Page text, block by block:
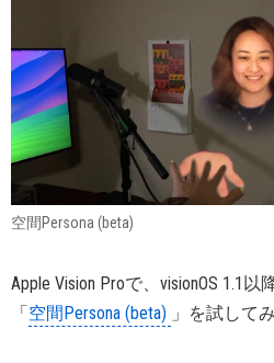
空間Persona (beta)
Apple Vision Proで、visionOS 1.1
「空間Persona (beta) 」を試して